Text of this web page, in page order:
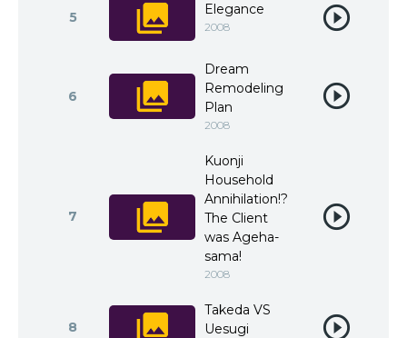
5 Elegance
2008
6
Dream
Remodeling
Plan
2008
7
Kuonji
Household
Annihilation!?
The Client
was Ageha-
sama!
2008
8
Takeda VS
Uesugi